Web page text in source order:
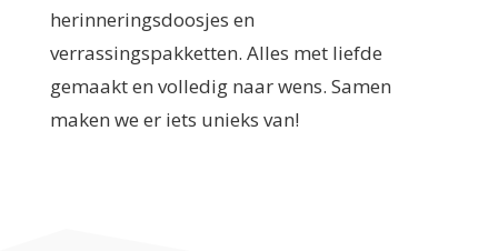
herinneringsdoosjes en
verrassingspakketten. Alles met liefde
gemaakt en volledig naar wens. Samen
maken we er iets unieks van!